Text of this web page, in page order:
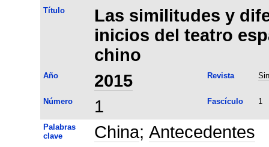
Título
Las similitudes y
inicios del teatro
chino
Año 2015 Revista
Número 1 Fascículo 1
Palabras
clave
China; Antecedentes